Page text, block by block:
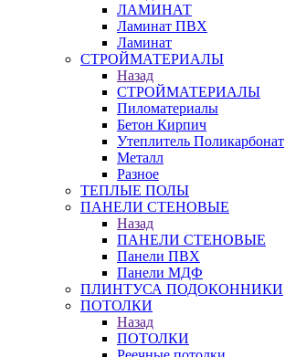
ЛАМИНАТ
Ламинат ПВХ
Ламинат
СТРОЙМАТЕРИАЛЫ
Назад
СТРОЙМАТЕРИАЛЫ
Пиломатериалы
Бетон Кирпич
Утеплитель Поликарбонат
Металл
Разное
ТЕПЛЫЕ ПОЛЫ
ПАНЕЛИ СТЕНОВЫЕ
Назад
ПАНЕЛИ СТЕНОВЫЕ
Панели ПВХ
Панели МДФ
ПЛИНТУСА ПОДОКОННИКИ
ПОТОЛКИ
Назад
ПОТОЛКИ